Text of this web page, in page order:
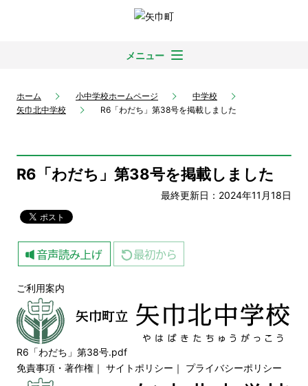
メニュー
ホーム 小中学校ホームページ
中学校
矢巾北中学校
R6「わだち」第38号を掲載しました
R6「わだち」第38号を掲載しました
最終更新日：2024年11月18日
ご利用案内
R6「わだち」第38号.pdf
免責事項・著作権 ｜ サイトポリシー ｜ プライバシーポリシー